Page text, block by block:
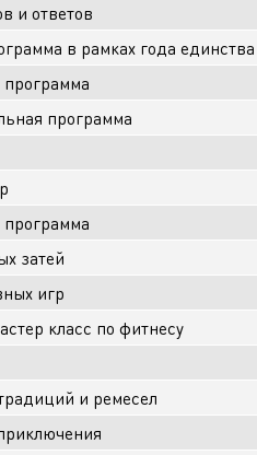
и ответов
в рамках года
программа
затей
игр
класс по фитнесу
и ремесел